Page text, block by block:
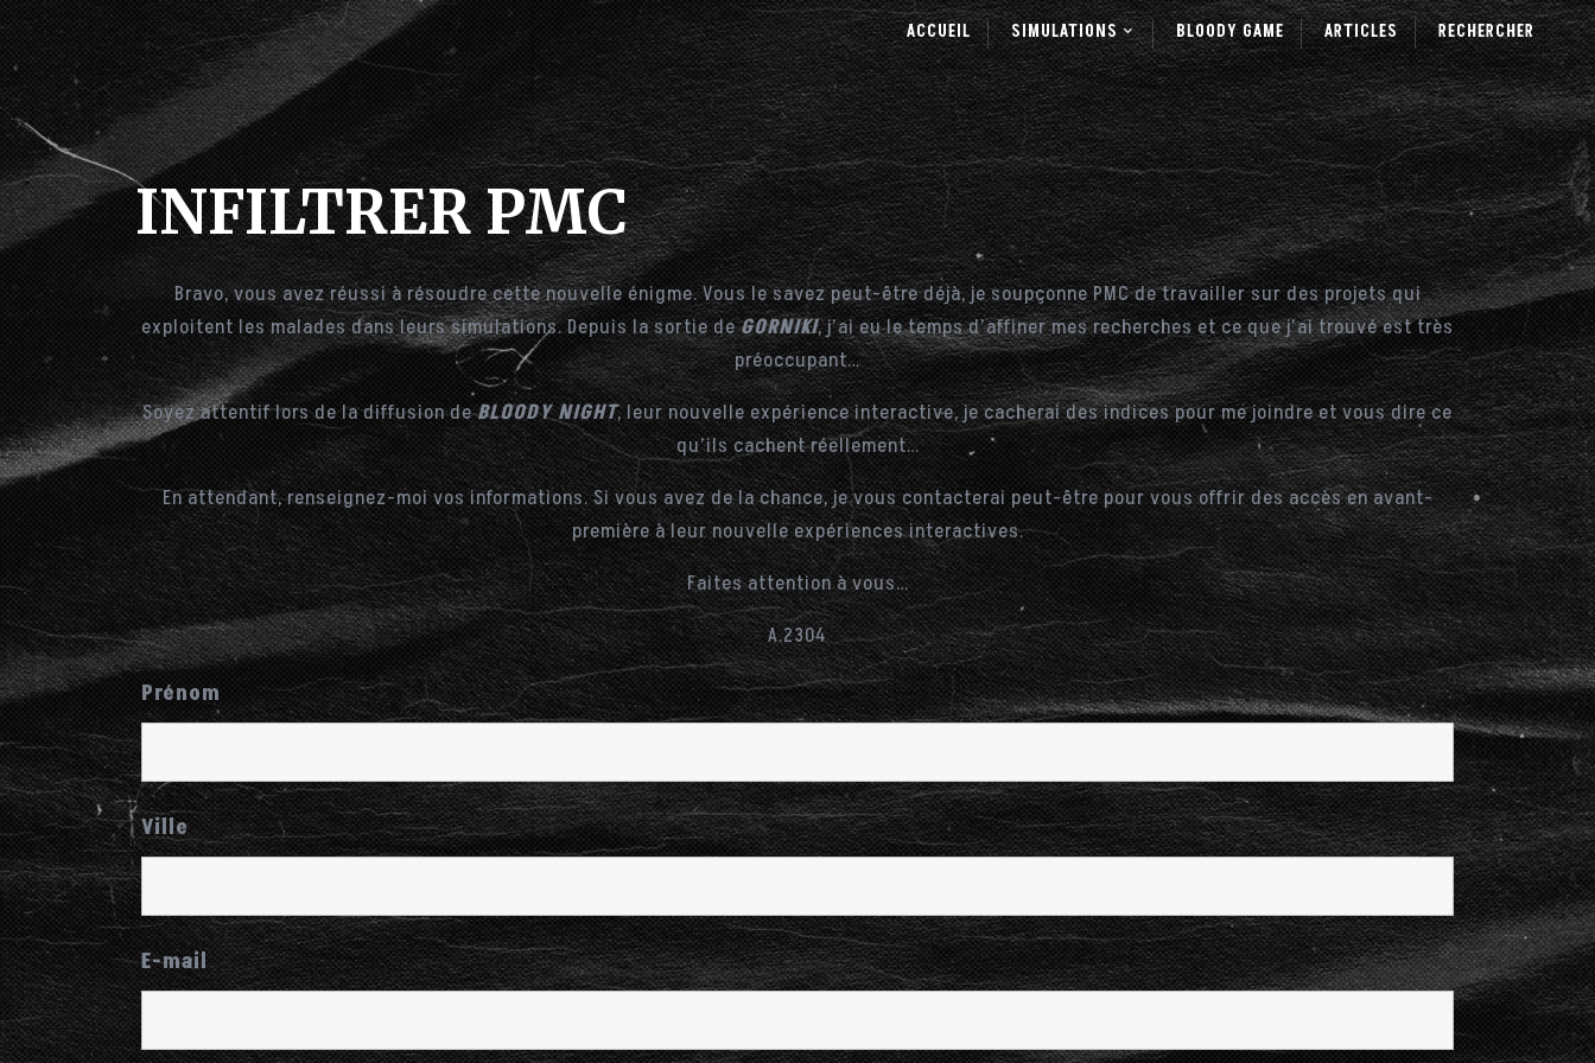
Skip
to
content
ACCUEIL SIMULATIONS BLOODY GAME ARTICLES RECHERCHER
INFILTRER PMC
Bravo, vous avez réussi à résoudre cette nouvelle énigme. Vous le savez peut-être déjà, je soupçonne PMC de travailler sur des projets qui
exploitent les malades dans leurs simulations. Depuis la sortie deGORNIKI, j’ai eu le temps d’affiner mes recherches et ce que j’ai trouvé est très
préoccupant…
Soyez attentif lors de la diffusion deBLOODY NIGHT, leur nouvelle expérience interactive, je cacherai des indices pour me joindre et vous dire ce
qu’ils cachent réellement…
En attendant, renseignez-moi vos informations. Si vous avez de la chance, je vous contacterai peut-être pour vous offrir des accès en avant-
première à leur nouvelle expériences interactives.
Faites attention à vous…
A.2304
Prénom
Ville
E-mail